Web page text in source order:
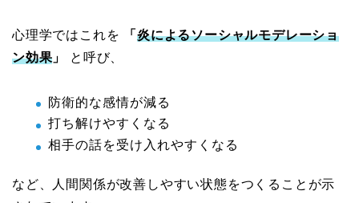
心理学ではこれを 「炎によるソーシャルモデレーショ
ン効果 」 と呼び、
防衛的な感情が減る
打ち解けやすくなる
相手の話を受け入れやすくなる
など、人間関係が改善しやすい状態をつくることが示